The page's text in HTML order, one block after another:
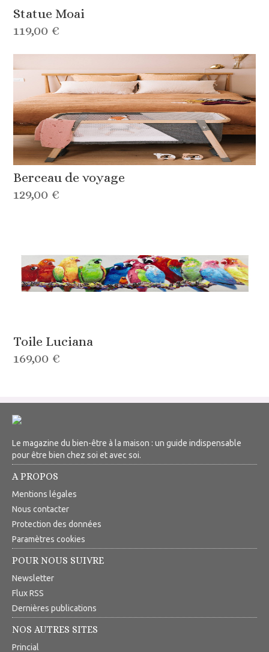
Statue Moai
119,00 €
Berceau de voyage
129,00 €
Toile Luciana
169,00 €
Le magazine du bien-être à la maison : un guide indispensable
pour être bien chez soi et avec soi.
A PROPOS
Mentions légales
Nous contacter
Protection des données
Paramètres cookies
POUR NOUS SUIVRE
Newsletter
Flux RSS
Dernières publications
NOS AUTRES SITES
Princial